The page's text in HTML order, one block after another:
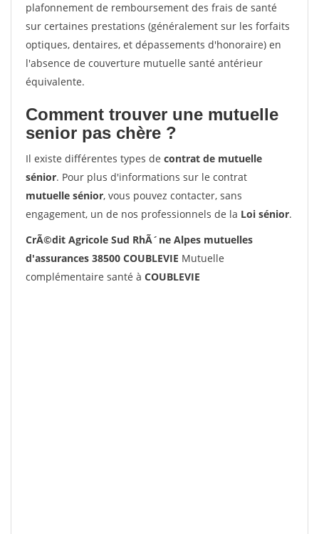
plafonnement de remboursement des frais de santé
sur certaines prestations (généralement sur les forfaits
optiques, dentaires, et dépassements d'honoraire) en
l'absence de couverture mutuelle santé antérieur
équivalente.
Comment trouver une mutuelle
senior pas chère ?
Il existe différentes types de contrat de mutuelle
sénior. Pour plus d'informations sur le contrat
mutuelle sénior, vous pouvez contacter, sans
engagement, un de nos professionnels de la Loi sénior.
CrÃ©dit Agricole Sud RhÃ´ne Alpes mutuelles
d'assurances 38500 COUBLEVIE Mutuelle
complémentaire santé à COUBLEVIE